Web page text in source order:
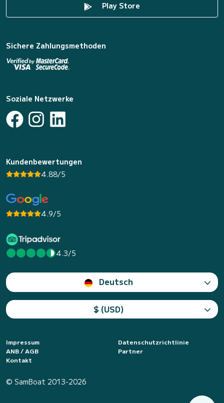
Play Store
Sichere Zahlungsmethoden
Soziale Netzwerke
Kundenbewertungen
4.88/5
4.9/5
4.3/5
Deutsch
$ (USD)
Impressum
Datenschutzrichtlinie
ANB / AGB
Partner
Kontakt
© SamBoat 2013-2026